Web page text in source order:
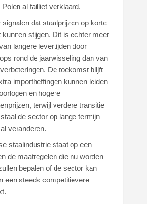
Polen al failliet verklaard.
signalen dat staalprijzen op korte
kunnen stijgen. Dit is echter meer
langere levertijden door
rond de jaarwisseling dan van
De toekomst blijft
importheffingen kunnen leiden
en hogere
terwijl verdere transitie
de sector op lange termijn
veranderen.
staalindustrie staat op een
de maatregelen die nu worden
bepalen of de sector kan
een steeds competitievere